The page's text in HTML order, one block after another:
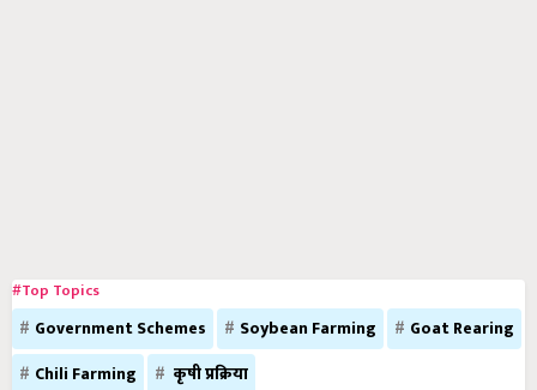
#Top Topics
Government Schemes Soybean Farming
Goat Rearing
Chili Farming
कृषी प्रक्रिया